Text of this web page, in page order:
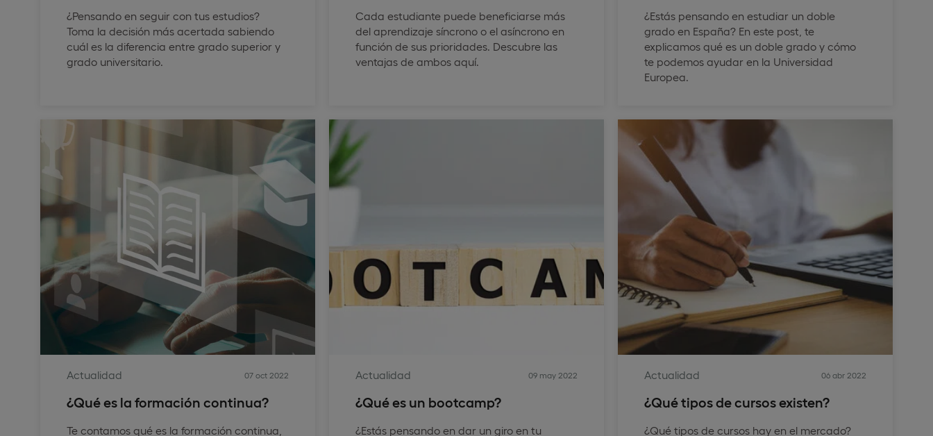
¿Pensando en seguir con tus estudios?
Toma la decisión más acertada sabiendo
cuál es la diferencia entre grado superior y
grado universitario.
Cada estudiante puede beneficiarse más
del aprendizaje síncrono o el asíncrono en
función de sus prioridades. Descubre las
ventajas de ambos aquí.
¿Estás pensando en estudiar un doble
grado en España? En este post, te
explicamos qué es un doble grado y cómo
te podemos ayudar en la Universidad
Europea.
Actualidad 07 oct 2022
¿Qué es la formación continua?
Te contamos qué es la formación continua,
Actualidad 09 may 2022
¿Qué es un bootcamp?
¿Estás pensando en dar un giro en tu
Actualidad 06 abr 2022
¿Qué tipos de cursos existen?
¿Qué tipos de cursos hay en el mercado?